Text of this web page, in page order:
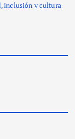
inclusión y cultura